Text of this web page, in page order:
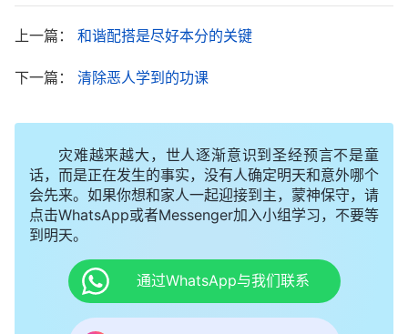
想享受神的恩典祝福，还不办实事，这太缺德了，神
按真理实行，没有忠心，总有个人的掺杂，有个人的
改，那你这个人就没有神作工了。为什么没有神作
工？因为神鉴察人心肺腑，人的小鬼道心眼儿神看得
清清楚楚，人跟神隔着心，不是一条心。主要有哪些
东西隔着呢？自己的想法，自己的利益、脸面、地
位，还有自己的小鬼道心眼儿。人心里跟神隔着一层
东西，总是另揣心腹事，总是另有存心，这就很麻
上一篇： 和谐配搭是尽好本分的关键
下一篇： 清除恶人学到的功课
灾难越来越大，世人逐渐意识到圣经预言不是童
话，而是正在发生的事实，没有人确定明天和意外哪个
会先来。如果你想和家人一起迎接到主，蒙神保守，请
点击WhatsApp或者Messenger加入小组学习，不要等
到明天。
通过WhatsApp与我们联系